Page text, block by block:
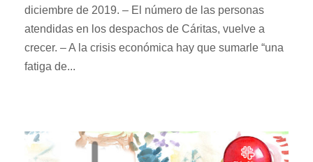
diciembre de 2019. – El número de las personas
atendidas en los despachos de Cáritas, vuelve a
crecer. – A la crisis económica hay que sumarle “una
fatiga de...